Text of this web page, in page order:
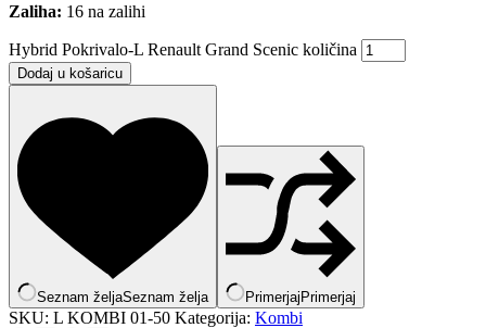
Zaliha: 16 na zalihi
Hybrid Pokrivalo-L Renault Grand Scenic količina
Dodaj u košaricu
Seznam željaSeznam želja Primerjaj Primerjaj
SKU: L KOMBI 01-50 Kategorija: Kombi